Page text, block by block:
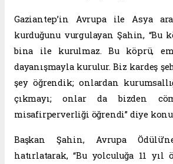
Gaziantep’in Avrupa ile Asya
kurduğunu vurgulayan Şahin, “Bu
bina ile kurulmaz. Bu köprü,
dayanışmayla kurulur. Biz kardeş
şey öğrendik; onlardan
çıkmayı; onlar da bizden
misafirperverliği öğrendi” diye
Başkan Şahin, Avrupa
hatırlatarak, “Bu yolculuğa 11 yıl